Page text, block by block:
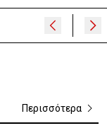
Περισσότερα